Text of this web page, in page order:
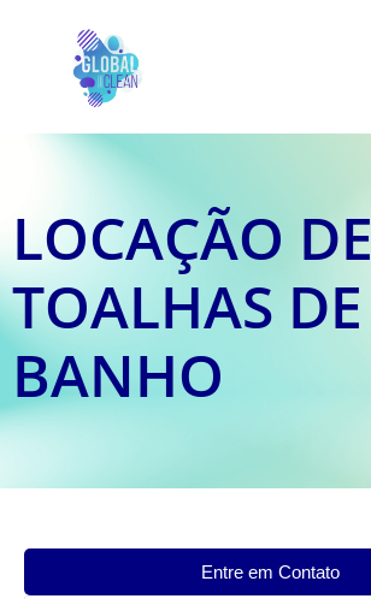
LOCAÇÃO DE
TOALHAS DE
BANHO
Entre em Contato